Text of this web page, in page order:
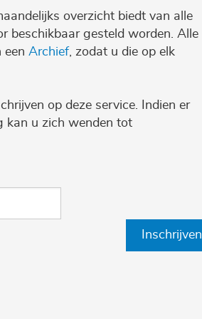
overzicht biedt van alle
beschikbaar gesteld worden. Alle
een Archief , zodat u die op elk
op deze service. Indien er
kan u zich wenden tot
Inschrijven